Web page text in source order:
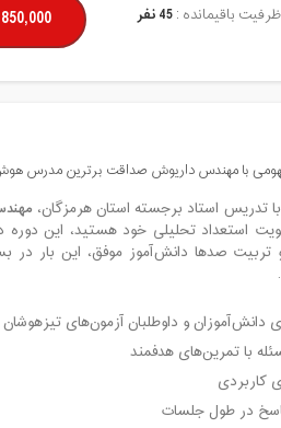
ظرفیت باقیمانده :45 نفر 850,000 تومان
با مهندس داریوش صداقت برترین مدرس
با تدریس استاد برجسته استان هرمزگان،
استعداد تحلیلی خود هستید، این
صدها دانش‌آموز موفق، این بار در
دانش‌آموزان و داوطلبان آزمون‌های
با تمرین‌های هدفمند
کاربردی
در طول جلسات